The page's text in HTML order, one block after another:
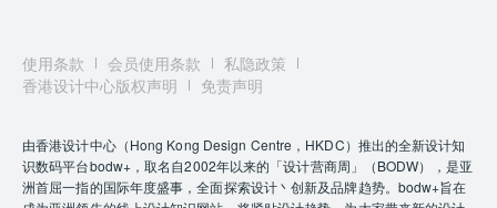
使用条款 会员使用条款
私隐政策
香港设计中心版权声明
免责声明
由香港设计中心（Hong Kong Design Centre，HKDC）推出的全新设计知
识数码平台bodw+，取名自2002年以来的「设计营商周」（BODW），是亚
洲首屈一指的国际年度盛事，全面探索设计丶创新及品牌趋势。bodw+旨在